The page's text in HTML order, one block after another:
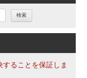
ることを保証しま